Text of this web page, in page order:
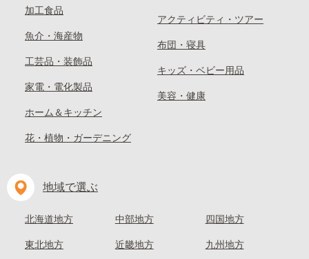
加工食品
魚介・海産物
工芸品・装飾品
家電・電化製品
ホーム＆キッチン
花・植物・ガーデニング
アクティビティ・ツアー
布団・寝具
キッズ・ベビー用品
美容・健康
地域で選ぶ
北海道地方
東北地方
中部地方
近畿地方
四国地方
九州地方